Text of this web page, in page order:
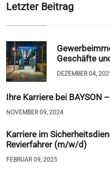
Letzter Beitrag
Geschäfte
DEZEMBER 04,
Ihre Karriere bei BAYSON
NOVEMBER 09, 2024
Karriere im
Revierfahrer (m/w/d)
FEBRUAR 09, 2025